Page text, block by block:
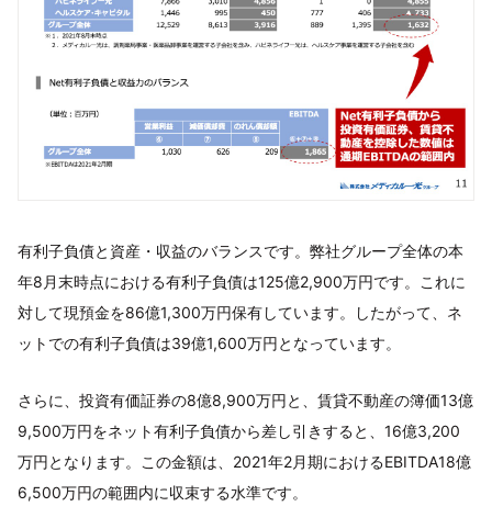
有利子負債と資産・収益のバランスです。弊社グループ全体の本
年8月末時点における有利子負債は125億2,900万円です。これに
対して現預金を86億1,300万円保有しています。したがって、ネ
ットでの有利子負債は39億1,600万円となっています。
さらに、投資有価証券の8億8,900万円と、賃貸不動産の簿価13億
9,500万円をネット有利子負債から差し引きすると、16億3,200
万円となります。この金額は、2021年2月期におけるEBITDA18億
6,500万円の範囲内に収束する水準です。